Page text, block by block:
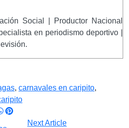
Social | Productor Nacional
en periodismo deportivo |
, carnavales en caripito,
Next Article